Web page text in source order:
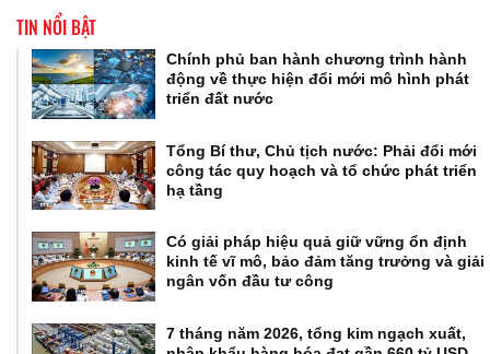
TIN NỔI BẬT
Chính phủ ban hành chương trình hành
động về thực hiện đổi mới mô hình phát
triển đất nước
Tổng Bí thư, Chủ tịch nước: Phải đổi mới
công tác quy hoạch và tổ chức phát triển
hạ tầng
Có giải pháp hiệu quả giữ vững ổn định
kinh tế vĩ mô, bảo đảm tăng trưởng và giải
ngân vốn đầu tư công
7 tháng năm 2026, tổng kim ngạch xuất,